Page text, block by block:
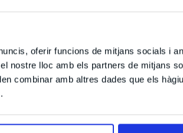
oferir funcions de mitjans socials i
nostre lloc amb els partners de mitjans
combinar amb altres dades que els